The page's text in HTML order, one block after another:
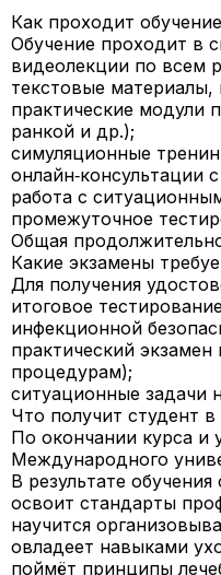
Как проходит обучение
Обучение проходит в
видеолекции по всем
текстовые
практические модули
ранкой и др.);
симуляционные
работа с
промежуточное
Общая
Какие экзамены
Для получения
итоговое
инфекционной
практический
процедурам);
ситуационные задачи
Что получит студент в
По окончании курса и
Международного
В результате обучения
освоит стандарты
научится
овладеет навыками
поймёт принципы